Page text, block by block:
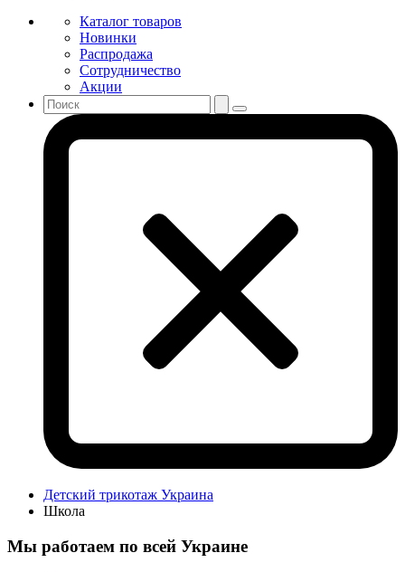
Каталог товаров
Новинки
Распродажа
Сотрудничество
Акции
Детский трикотаж Украина
Школа
Мы работаем по всей Украине